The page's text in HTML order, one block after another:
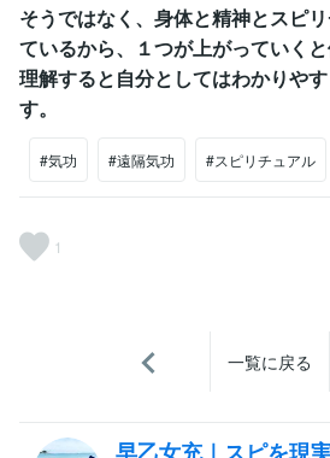
そうではなく、身体と精神とスピ
ているから、１つが上がっていく
理解すると自分としてはわかりや
す。
#気功 #遠隔気功 #スピリチュアル
1
一覧に戻る